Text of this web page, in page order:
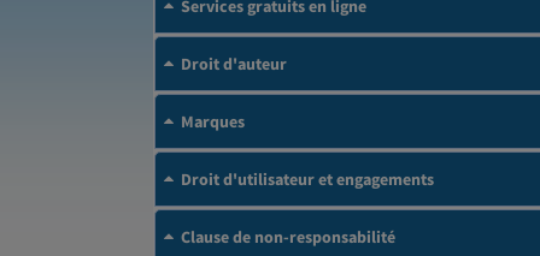
Services gratuits en ligne
Droit d'auteur
Marques
Droit d'utilisateur et engagements
Clause de non-responsabilité